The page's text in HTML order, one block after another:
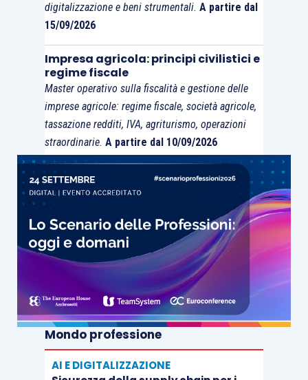
digitalizzazione e beni strumentali. A partire dal
15/09/2026
Impresa agricola: principi civilistici e
regime fiscale
Master operativo sulla fiscalità e gestione delle
imprese agricole: regime fiscale, società agricole,
tassazione redditi, IVA, agriturismo, operazioni
straordinarie. A partire dal 10/09/2026
Mondo professione
AI E DIGITALIZZAZIONE